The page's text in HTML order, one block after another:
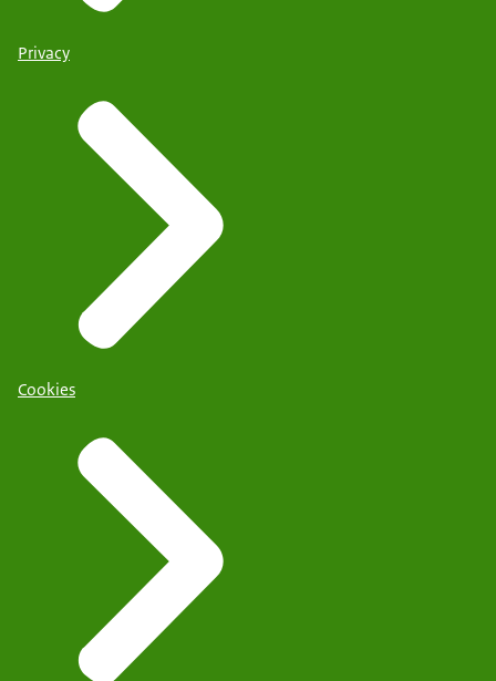
Privacy
Cookies